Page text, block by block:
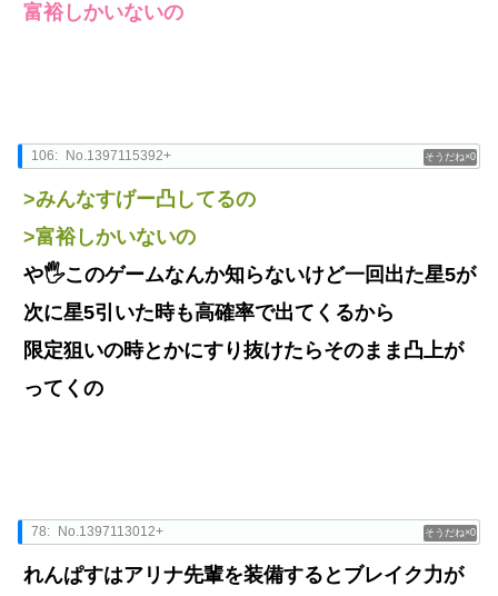
富裕しかいないの
0
106: No.1397115392+
>みんなすげー凸してるの
>富裕しかいないの
や🖐️このゲームなんか知らないけど一回出た星5が
次に星5引いた時も高確率で出てくるから
限定狙いの時とかにすり抜けたらそのまま凸上が
ってくの
0
78: No.1397113012+
れんぱすはアリナ先輩を装備するとブレイク力が